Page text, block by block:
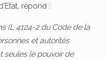
répond :
(L 4124-2 du Code de la
et autorités
seules le pouvoir de